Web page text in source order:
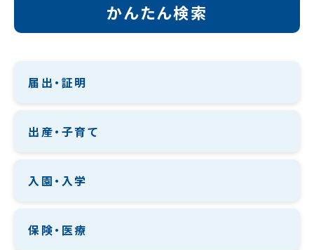
かんたん検索
届出・証明
出産・子育て
入園・入学
保険・医療